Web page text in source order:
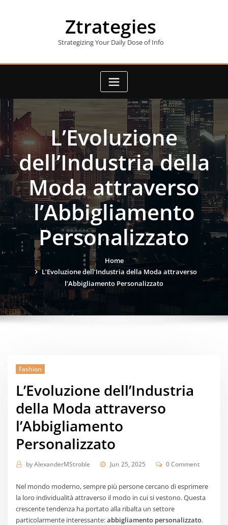
Ztrategies
Strategizing Your Daily Dose of Info
L’Evoluzione
dell’Industria della
Moda attraverso
l’Abbigliamento
Personalizzato
Home
L’Evoluzione dell’Industria della Moda attraverso
l’Abbigliamento Personalizzato
Fashion
L’Evoluzione dell’Industria
della Moda attraverso
l’Abbigliamento
Personalizzato
byAlexanderMStroble Jun 25, 2025 0 Comment
Nel mondo moderno, sempre più persone cercano di esprimere
la loro individualità attraverso il modo in cui si vestono. Questa
crescente tendenza ha portato alla ribalta un settore
particolarmente interessante:abbigliamento personalizzato.